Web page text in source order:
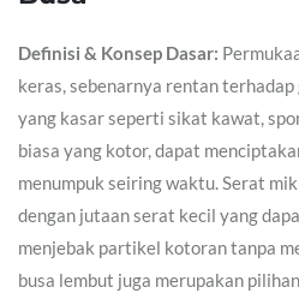
Definisi & Konsep Dasar:
keras, sebenarnya rentan terhadap
yang kasar seperti sikat kawat,
biasa yang kotor, dapat
menumpuk seiring waktu. Serat
dengan jutaan serat kecil yang
menjebak partikel kotoran tanpa
busa lembut juga merupakan